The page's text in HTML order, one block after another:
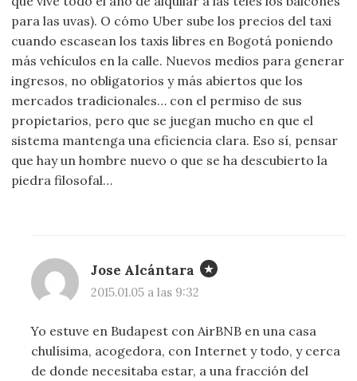
para las uvas). O cómo Uber sube los precios del taxi
cuando escasean los taxis libres en Bogotá poniendo
más vehículos en la calle. Nuevos medios para generar
ingresos, no obligatorios y más abiertos que los
mercados tradicionales… con el permiso de sus
propietarios, pero que se juegan mucho en que el
sistema mantenga una eficiencia clara. Eso sí, pensar
que hay un hombre nuevo o que se ha descubierto la
piedra filosofal…
Jose Alcántara
2015.01.05 a las 9:32
Yo estuve en Budapest con AirBNB en una casa
chulísima, acogedora, con Internet y todo, y cerca
de donde necesitaba estar, a una fracción del